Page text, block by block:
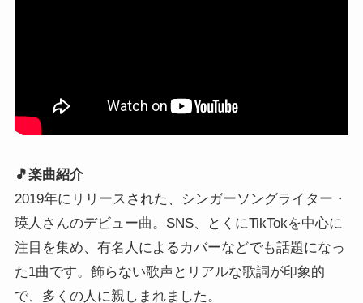
🎵楽曲紹介
2019年にリリースされた、シンガーソングライター・
瑛人さんのデビュー曲。SNS、とくにTikTokを中心に
注目を集め、有名人によるカバーなどでも話題になっ
た1曲です。飾らない歌声とリアルな歌詞が印象的
で、多くの人に親しまれました。